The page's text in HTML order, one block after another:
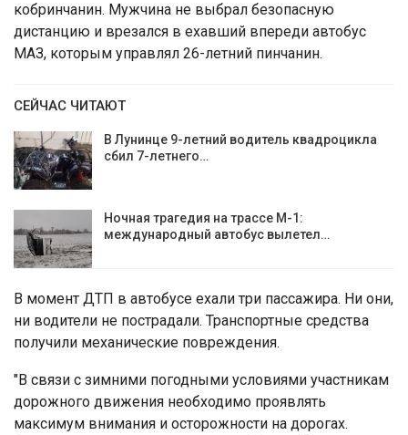
кобринчанин. Мужчина не выбрал безопасную
дистанцию и врезался в ехавший впереди автобус
МАЗ, которым управлял 26-летний пинчанин.
СЕЙЧАС ЧИТАЮТ
В Лунинце 9-летний водитель квадроцикла
сбил 7-летнего…
Ночная трагедия на трассе М-1:
международный автобус вылетел…
В момент ДТП в автобусе ехали три пассажира. Ни они,
ни водители не пострадали. Транспортные средства
получили механические повреждения.
"В связи с зимними погодными условиями участникам
дорожного движения необходимо проявлять
максимум внимания и осторожности на дорогах.